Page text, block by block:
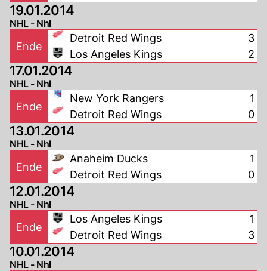
19.01.2014
NHL - Nhl
Ende
Detroit Red Wings
Los Angeles Kings
3
2
17.01.2014
NHL - Nhl
Ende
New York Rangers
Detroit Red Wings
1
0
13.01.2014
NHL - Nhl
Ende
Anaheim Ducks
Detroit Red Wings
1
0
12.01.2014
NHL - Nhl
Ende
Los Angeles Kings
Detroit Red Wings
1
3
10.01.2014
NHL - Nhl